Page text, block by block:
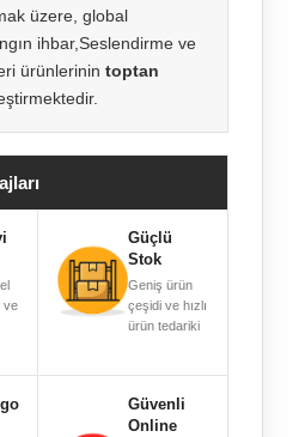
üzere, global
ihbar,Seslendirme ve
ürünlerinin toptan
ve
Güçlü
Stok
Geniş ürün
çeşidi ve hızlı
ürün tedariki
Güvenli
Online